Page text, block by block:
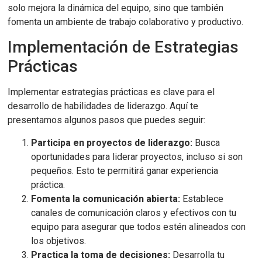
solo mejora la dinámica del equipo, sino que también
fomenta un ambiente de trabajo colaborativo y productivo.
Implementación de Estrategias
Prácticas
Implementar estrategias prácticas es clave para el
desarrollo de habilidades de liderazgo. Aquí te
presentamos algunos pasos que puedes seguir:
Participa en proyectos de liderazgo: Busca
oportunidades para liderar proyectos, incluso si son
pequeños. Esto te permitirá ganar experiencia
práctica.
Fomenta la comunicación abierta: Establece
canales de comunicación claros y efectivos con tu
equipo para asegurar que todos estén alineados con
los objetivos.
Practica la toma de decisiones: Desarrolla tu